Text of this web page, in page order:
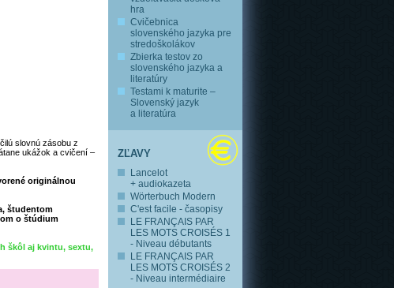
hra
Cvičebnica
slovenského jazyka pre
stredoškolákov
Zbierka testov zo
slovenského jazyka a
literatúry
Testami k maturite –
Slovenský jazyk
a literatúra
ZĽAVY
Lancelot
+ audiokazeta
Wörterbuch Modern
C'est facile - časopisy
LE FRANÇAIS PAR
LES MOTS CROISÉS 1
- Niveau débutants
LE FRANÇAIS PAR
LES MOTS CROISÉS 2
- Niveau intermédiaire
slovnú zásobu z
ukážok a cvičení –
originálnou
študentom
o štúdium
škôl aj kvintu, sextu,